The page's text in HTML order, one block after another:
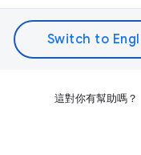
這對你有幫助嗎？